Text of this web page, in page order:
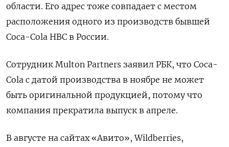
области. Его адрес тоже совпадает с местом
расположения одного из производств бывшей
Coca-Cola HBC в России.
Сотрудник Multon Partners заявил РБК, что Coca-
Cola c датой производства в ноябре не может
быть оригинальной продукцией, потому что
компания прекратила выпуск в апреле.
В августе на сайтах «Авито», Wildberries,